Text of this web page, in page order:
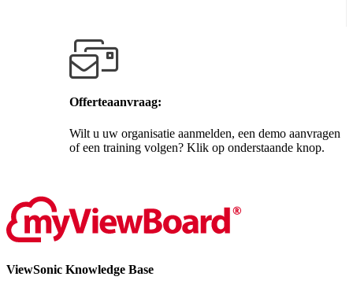
Offerteaanvraag:
Wilt u uw organisatie aanmelden, een demo aanvragen
of een training volgen? Klik op onderstaande knop.
ViewSonic Knowledge Base